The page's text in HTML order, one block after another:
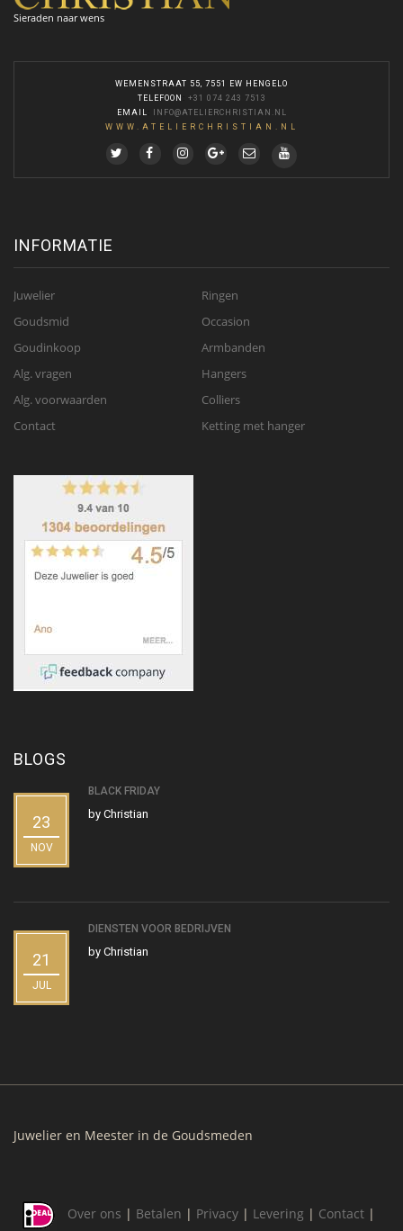
Sieraden naar wens
WEMENSTRAAT 55, 7551 EW HENGELO
TELEFOON
+31 074 243 7513
EMAIL
INFO@ATELIERCHRISTIAN.NL
WWW.ATELIERCHRISTIAN.NL
INFORMATIE
Juwelier
Goudsmid
Goudinkoop
Alg. vragen
Alg. voorwaarden
Contact
Ringen
Occasion
Armbanden
Hangers
Colliers
Ketting met hanger
BLOGS
23
NOV
BLACK FRIDAY
by Christian
21
JUL
DIENSTEN VOOR BEDRIJVEN
by Christian
Juwelier en Meester in de Goudsmeden
Over ons | Betalen | Privacy | Levering | Contact |